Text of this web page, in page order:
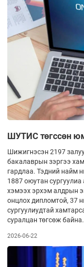
ШУТИС төгссөн
Шижигнэсэн 2197
бакалаврын зэргээ
гардлаа. Тэдний найм
1887 оюутан
хэмээх эрхэм алдрын
онцлох дипломтой, 37
сургуулиудтай
суралцан төгсөж байна.
2026-06-22